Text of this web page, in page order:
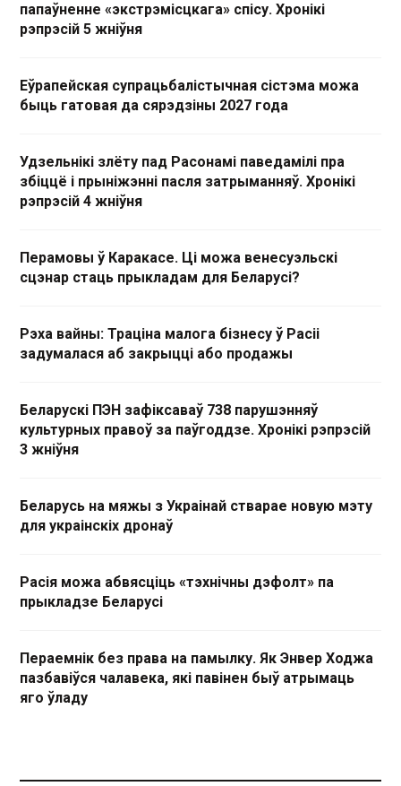
папаўненне «экстрэмісцкага» спісу. Хронікі
рэпрэсій 5 жніўня
Еўрапейская супрацьбалістычная сістэма можа
быць гатовая да сярэдзіны 2027 года
Удзельнікі злёту пад Расонамі паведамілі пра
збіццё і прыніжэнні пасля затрыманняў. Хронікі
рэпрэсій 4 жніўня
Перамовы ў Каракасе. Ці можа венесуэльскі
сцэнар стаць прыкладам для Беларусі?
Рэха вайны: Траціна малога бізнесу ў Расіі
задумалася аб закрыцці або продажы
Беларускі ПЭН зафіксаваў 738 парушэнняў
культурных правоў за паўгоддзе. Хронікі рэпрэсій
3 жніўня
Беларусь на мяжы з Украінай стварае новую мэту
для украінскіх дронаў
Расія можа абвясціць «тэхнічны дэфолт» па
прыкладзе Беларусі
Пераемнік без права на памылку. Як Энвер Ходжа
пазбавіўся чалавека, які павінен быў атрымаць
яго ўладу